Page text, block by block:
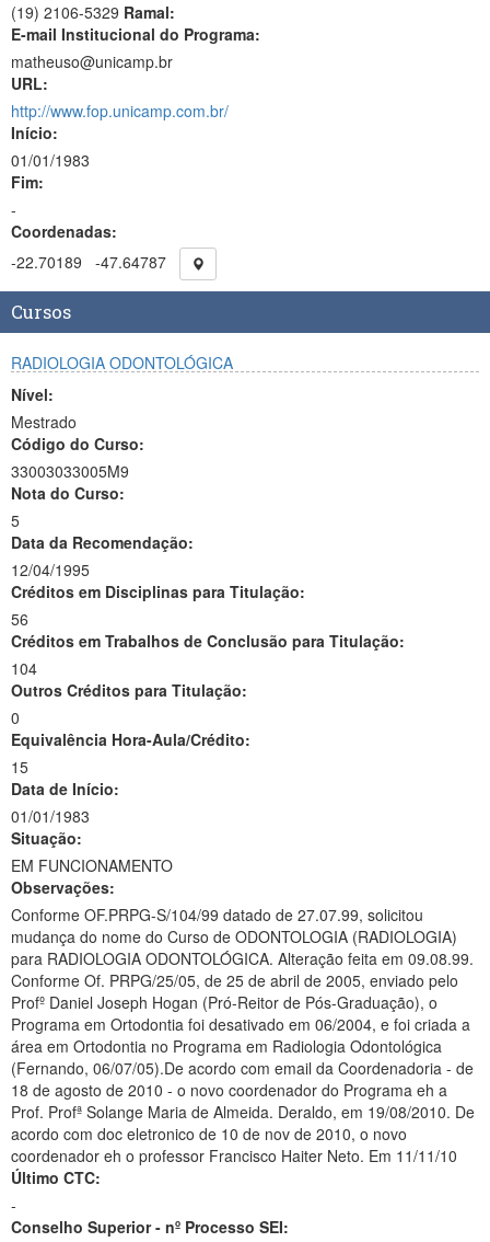
(19) 2106-5329 Ramal:
E-mail Institucional do Programa:
matheuso@unicamp.br
URL:
http://www.fop.unicamp.com.br/
Início:
01/01/1983
Fim:
-
Coordenadas:
-22.70189
-47.64787
Cursos
RADIOLOGIA ODONTOLÓGICA
Nível:
Mestrado
Código do Curso:
33003033005M9
Nota do Curso:
5
Data da Recomendação:
12/04/1995
Créditos em Disciplinas para Titulação:
56
Créditos em Trabalhos de Conclusão para Titulação:
104
Outros Créditos para Titulação:
0
Equivalência Hora-Aula/Crédito:
15
Data de Início:
01/01/1983
Situação:
EM FUNCIONAMENTO
Observações:
Conforme OF.PRPG-S/104/99 datado de 27.07.99, solicitou
mudança do nome do Curso de ODONTOLOGIA (RADIOLOGIA)
para RADIOLOGIA ODONTOLÓGICA. Alteração feita em 09.08.99.
Conforme Of. PRPG/25/05, de 25 de abril de 2005, enviado pelo
Profº Daniel Joseph Hogan (Pró-Reitor de Pós-Graduação), o
Programa em Ortodontia foi desativado em 06/2004, e foi criada a
área em Ortodontia no Programa em Radiologia Odontológica
(Fernando, 06/07/05).De acordo com email da Coordenadoria - de
18 de agosto de 2010 - o novo coordenador do Programa eh a
Prof. Profª Solange Maria de Almeida. Deraldo, em 19/08/2010. De
acordo com doc eletronico de 10 de nov de 2010, o novo
coordenador eh o professor Francisco Haiter Neto. Em 11/11/10
Último CTC:
-
Conselho Superior - nº Processo SEI: